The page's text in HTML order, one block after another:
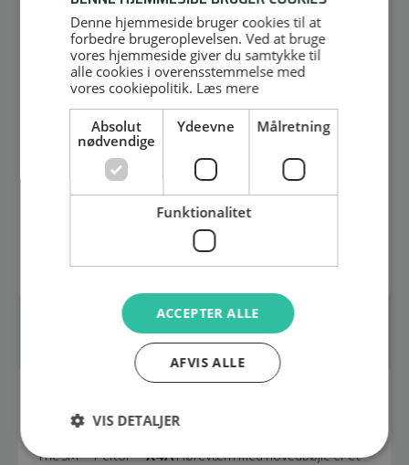
LEP-200 EU
7100141817
Læs mere
BESKRIVELSE
The 3M™ Peltor™X4AHøreværn med hovedbøjle er et
Denne hjemmeside bruger cookies til at
forbedre brugeroplevelsen. Ved at bruge
vores hjemmeside giver du samtykke til
alle cookies i overensstemmelse med
vores cookiepolitik. Læs mere
Absolut
nødvendige
Ydeevne Målretning
Funktionalitet
ACCEPTER ALLE
AFVIS ALLE
VIS DETALJER